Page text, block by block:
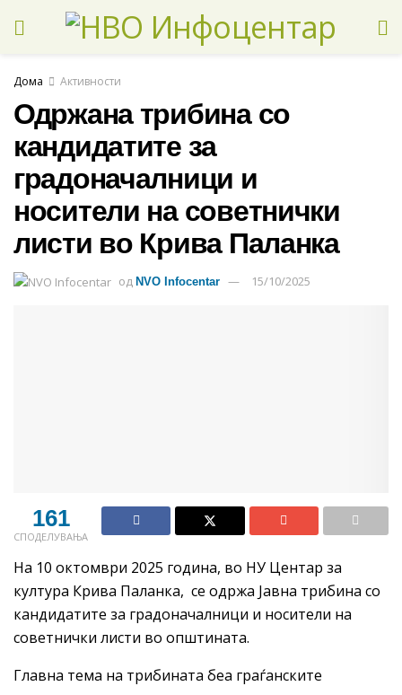
Дома Активности
Одржана трибина со
кандидатите за
градоначалници и
носители на советнички
листи во Крива Паланка
од NVO Infocentar 15/10/2025
161
СПОДЕЛУВАЊА
На 10 октомври 2025 година, во НУ Центар за
култура Крива Паланка, се одржа Јавна трибина со
кандидатите за градоначалници и носители на
советнички листи во општината.
Главна тема на трибината беа граѓанските